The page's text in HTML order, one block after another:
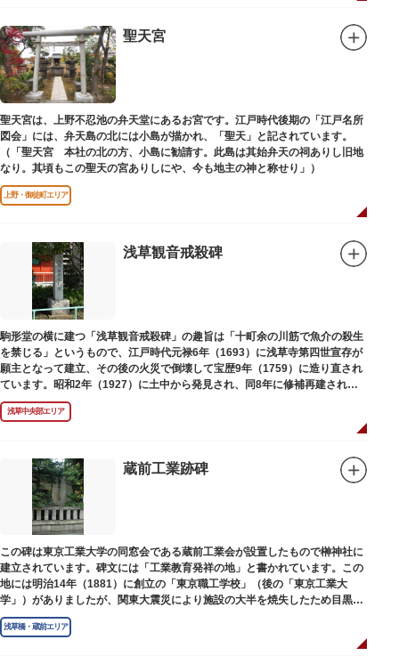
聖天宮
聖天宮は、上野不忍池の弁天堂にあるお宮です。江戸時代後期の「江戸名所
図会」には、弁天島の北には小島が描かれ、「聖天」と記されています。
（「聖天宮 本社の北の方、小島に勧請す。此島は其始弁天の祠ありし旧地
なり。其頃もこの聖天の宮ありしにや、今も地主の神と称せり」）
上野・御徒町エリア
浅草観音戒殺碑
駒形堂の横に建つ「浅草観音戒殺碑」の趣旨は「十町余の川筋で魚介の殺生
を禁じる」というもので、江戸時代元禄6年（1693）に浅草寺第四世宣存が
願主となって建立、その後の火災で倒壊して宝歴9年（1759）に造り直され
ています。昭和2年（1927）に土中から発見され、同8年に修補再建された
碑がどちらのものであるかは不明です。
浅草中央部エリア
蔵前工業跡碑
この碑は東京工業大学の同窓会である蔵前工業会が設置したもので榊神社に
建立されています。碑文には「工業教育発祥の地」と書かれています。この
地には明治14年（1881）に創立の「東京職工学校」（後の「東京工業大
学」）がありましたが、関東大震災により施設の大半を焼失したため目黒に
移転しました。
浅草橋・蔵前エリア